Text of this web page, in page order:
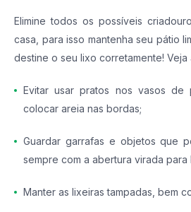
Elimine todos os possíveis
casa, para isso mantenha seu pátio
destine o seu lixo corretamente! Veja
Evitar usar pratos nos vasos de
colocar areia nas bordas;
Guardar garrafas e objetos que
sempre com a abertura virada para
Manter as lixeiras tampadas, bem